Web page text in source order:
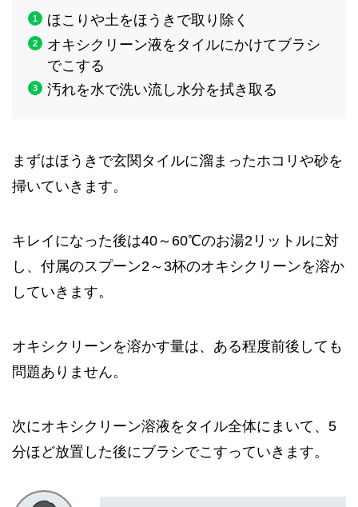
ほこりや土をほうきで取り除く
オキシクリーン液をタイルにかけてブラシ
でこする
汚れを水で洗い流し水分を拭き取る
まずはほうきで玄関タイルに溜まったホコリや砂を
掃いていきます。
キレイになった後は40～60℃のお湯2リットルに対
し、付属のスプーン2～3杯のオキシクリーンを溶か
していきます。
オキシクリーンを溶かす量は、ある程度前後しても
問題ありません。
次にオキシクリーン溶液をタイル全体にまいて、5
分ほど放置した後にブラシでこすっていきます。